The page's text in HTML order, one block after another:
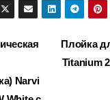
Плойка
Titanium
Narvi